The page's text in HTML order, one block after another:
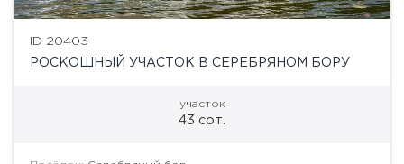
ID 20403
РОСКОШНЫЙ УЧАСТОК В СЕРЕБРЯНОМ БОРУ
участок
43 сот.